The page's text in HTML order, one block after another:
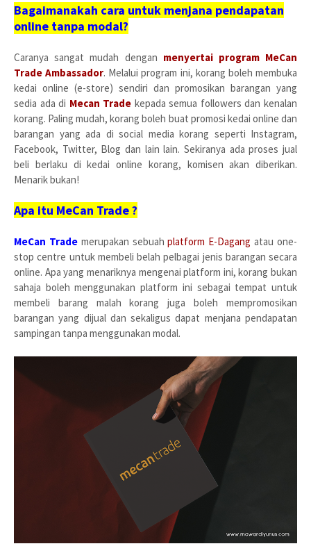
Bagaimanakah cara untuk menjana pendapatan
online tanpa modal?
Caranya sangat mudah dengan menyertai program MeCan
Trade Ambassador. Melalui program ini, korang boleh membuka
kedai online (e-store) sendiri dan promosikan barangan yang
sedia ada di Mecan Trade kepada semua followers dan kenalan
korang. Paling mudah, korang boleh buat promosi kedai online dan
barangan yang ada di social media korang seperti Instagram,
Facebook, Twitter, Blog dan lain lain. Sekiranya ada proses jual
beli berlaku di kedai online korang, komisen akan diberikan.
Menarik bukan!
Apa itu MeCan Trade ?
MeCan Trademerupakan sebuahplatform E-Dagang atau one-
stop centre untuk membeli belah pelbagai jenis barangan secara
online. Apa yang menariknya mengenai platform ini, korang bukan
sahaja boleh menggunakan platform ini sebagai tempat untuk
membeli barang malah korang juga boleh mempromosikan
barangan yang dijual dan sekaligus dapat menjana pendapatan
sampingan tanpa menggunakan modal.